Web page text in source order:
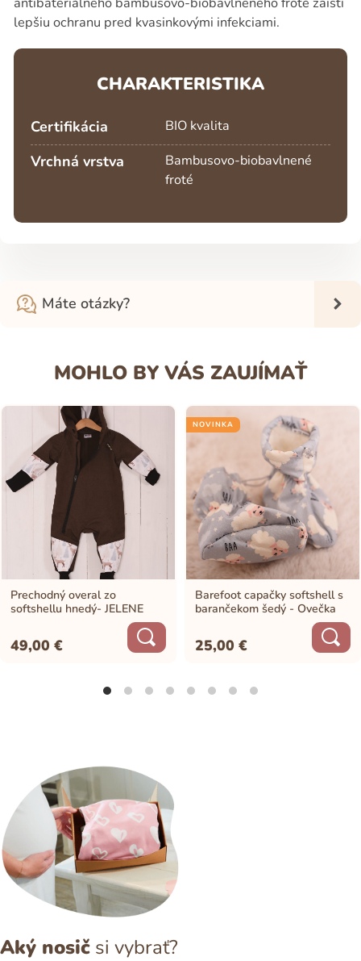
lepšiu ochranu pred kvasinkovými infekciami.
CHARAKTERISTIKA
Certifikácia BIO kvalita
Vrchná vrstva
Bambusovo-biobavlnené
froté
Máte otázky?
MOHLO BY VÁS ZAUJÍMAŤ
Prechodný overal zo
softshellu hnedý- JELENE
49,00€
NOVINKA
Barefoot capačky softshell s
barančekom šedý - Ovečka
25,00€
Aký nosič si vybrať?